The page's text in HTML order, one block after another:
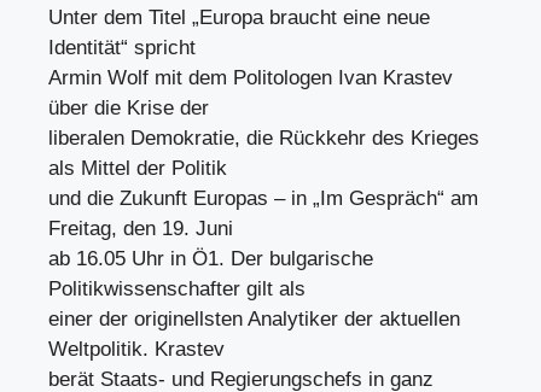
Unter dem Titel „Europa braucht eine neue
Identität“ spricht
Armin Wolf mit dem Politologen Ivan Krastev
über die Krise der
liberalen Demokratie, die Rückkehr des Krieges
als Mittel der Politik
und die Zukunft Europas – in „Im Gespräch“ am
Freitag, den 19. Juni
ab 16.05 Uhr in Ö1. Der bulgarische
Politikwissenschafter gilt als
einer der originellsten Analytiker der aktuellen
Weltpolitik. Krastev
berät Staats- und Regierungschefs in ganz